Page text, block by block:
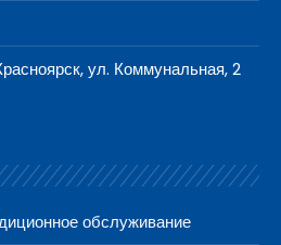
ул. Коммунальная, 2
обслуживание